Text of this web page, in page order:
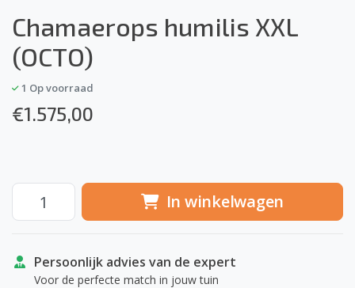
Chamaerops humilis XXL
(OCTO)
1 Op voorraad
€1.575,00
In winkelwagen
Persoonlijk advies van de expert
Voor de perfecte match in jouw tuin